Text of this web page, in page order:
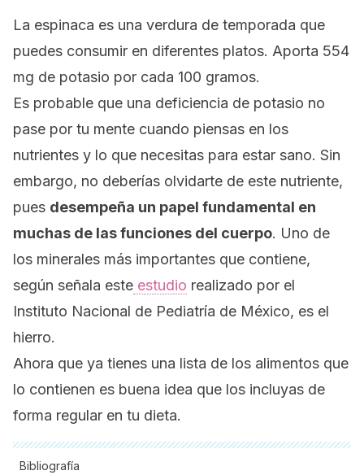
La espinaca es una verdura de temporada que
puedes consumir en diferentes platos. Aporta 554
mg de potasio por cada 100 gramos.
Es probable que una deficiencia de potasio no
pase por tu mente cuando piensas en los
nutrientes y lo que necesitas para estar sano. Sin
embargo, no deberías olvidarte de este nutriente,
pues desempeña un papel fundamental en
muchas de las funciones del cuerpo. Uno de
los minerales más importantes que contiene,
según señala este estudio realizado por el
Instituto Nacional de Pediatría de México, es el
hierro.
Ahora que ya tienes una lista de los alimentos que
lo contienen es buena idea que los incluyas de
forma regular en tu dieta.
Bibliografía